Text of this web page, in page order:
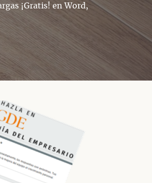
¡Gratis! en Word,